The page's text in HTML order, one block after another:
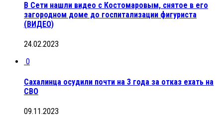
В Сети нашли видео с Костомаровым, снятое в его
загородном доме до госпитализации фигуриста
(ВИДЕО)
24.02.2023
0
Сахалинца осудили почти на 3 года за отказ ехать на
СВО
09.11.2023